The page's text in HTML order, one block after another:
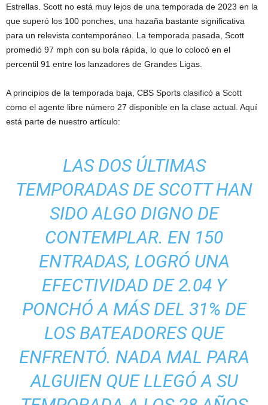
Estrellas. Scott no está muy lejos de una temporada de 2023 en la
que superó los 100 ponches, una hazaña bastante significativa
para un relevista contemporáneo. La temporada pasada, Scott
promedió 97 mph con su bola rápida, lo que lo colocó en el
percentil 91 entre los lanzadores de Grandes Ligas.
A principios de la temporada baja, CBS Sports clasificó a Scott
como el agente libre número 27 disponible en la clase actual. Aquí
está parte de nuestro artículo:
LAS DOS ÚLTIMAS
TEMPORADAS DE SCOTT HAN
SIDO ALGO DIGNO DE
CONTEMPLAR. EN 150
ENTRADAS, LOGRÓ UNA
EFECTIVIDAD DE 2.04 Y
PONCHÓ A MÁS DEL 31% DE
LOS BATEADORES QUE
ENFRENTÓ. NADA MAL PARA
ALGUIEN QUE LLEGÓ A SU